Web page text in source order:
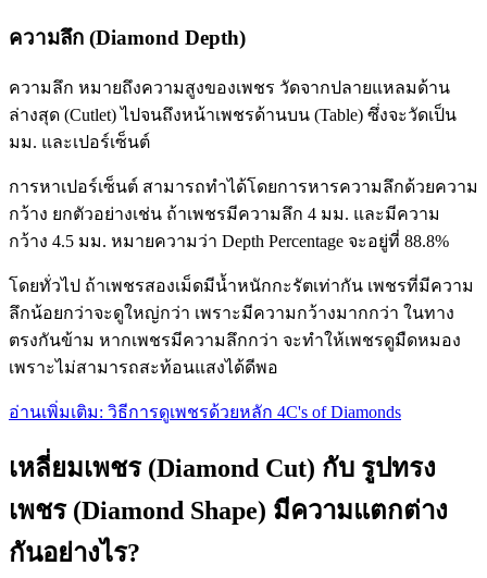
ความลึก (Diamond Depth)
ความลึก หมายถึงความสูงของเพชร วัดจากปลายแหลมด้าน
ล่างสุด (Cutlet) ไปจนถึงหน้าเพชรด้านบน (Table) ซึ่งจะวัดเป็น
มม. และเปอร์เซ็นต์
การหาเปอร์เซ็นต์ สามารถทำได้โดยการหารความลึกด้วยความ
กว้าง ยกตัวอย่างเช่น ถ้าเพชรมีความลึก 4 มม. และมีความ
กว้าง 4.5 มม. หมายความว่า Depth Percentage จะอยู่ที่ 88.8%
โดยทั่วไป ถ้าเพชรสองเม็ดมีน้ำหนักกะรัตเท่ากัน เพชรที่มีความ
ลึกน้อยกว่าจะดูใหญ่กว่า เพราะมีความกว้างมากกว่า ในทาง
ตรงกันข้าม หากเพชรมีความลึกกว่า จะทำให้เพชรดูมืดหมอง
เพราะไม่สามารถสะท้อนแสงได้ดีพอ
อ่านเพิ่มเติม: วิธีการดูเพชรด้วยหลัก 4C's of Diamonds
เหลี่ยมเพชร (Diamond Cut) กับ รูปทรง
เพชร (Diamond Shape) มีความแตกต่าง
กันอย่างไร?